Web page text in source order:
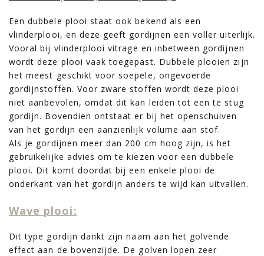
Een dubbele plooi staat ook bekend als een
vlinderplooi, en deze geeft gordijnen een voller uiterlijk.
Vooral bij vlinderplooi vitrage en inbetween gordijnen
wordt deze plooi vaak toegepast. Dubbele plooien zijn
het meest geschikt voor soepele, ongevoerde
gordijnstoffen. Voor zware stoffen wordt deze plooi
niet aanbevolen, omdat dit kan leiden tot een te stug
gordijn. Bovendien ontstaat er bij het openschuiven
van het gordijn een aanzienlijk volume aan stof.
Als je gordijnen meer dan 200 cm hoog zijn, is het
gebruikelijke advies om te kiezen voor een dubbele
plooi. Dit komt doordat bij een enkele plooi de
onderkant van het gordijn anders te wijd kan uitvallen.
Wave plooi:
Dit type gordijn dankt zijn naam aan het golvende
effect aan de bovenzijde. De golven lopen zeer